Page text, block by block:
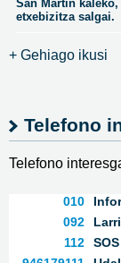
San Martin
etxebizitza salgai.
+ Gehiago ikusi
Telefono
Telefono
010
092
112